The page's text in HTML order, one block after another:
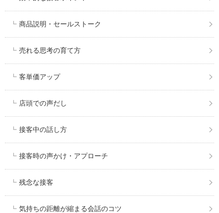
商品説明・セールストーク
売れる思考の育て方
客単価アップ
店頭での声だし
接客中の話し方
接客時の声かけ・アプローチ
残念な接客
気持ちの距離が縮まる会話のコツ